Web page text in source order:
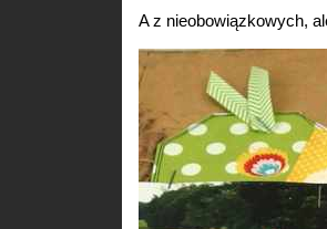
A z nieobowiązkowych,